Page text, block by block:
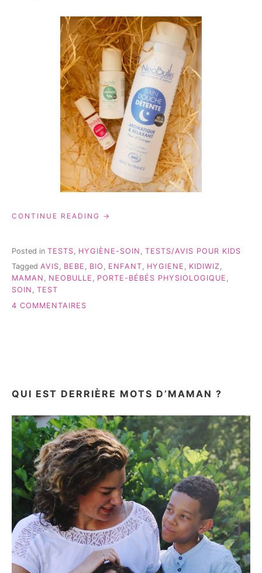
CONTINUE READING « NÉOBULLE:
AVIS
3
SOINS
Posted in TESTS HYGIÈNE-SOIN
TESTS/AVIS POUR KIDS
Tagged AVIS, BEBE , BIO , ENFANT, HYGIENE , KIDIWIZ,
MAMAN , NEOBULLE , PORTE-BÉBÉS PHYSIOLOGIQUE ,
SOIN , TEST
4 COMMENTAIRES
SOINS
BIO
QUI EST DERRIÈRE MOTS D’MAMAN ?